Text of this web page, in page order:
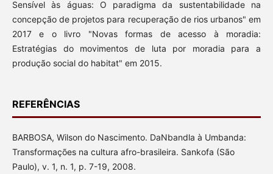
Sensível às águas: O paradigma da sustentabilidade na
concepção de projetos para recuperação de rios urbanos" em
2017 e o livro "Novas formas de acesso à moradia:
Estratégias do movimentos de luta por moradia para a
produção social do habitat" em 2015.
REFERÊNCIAS
BARBOSA, Wilson do Nascimento. DaNbandla à Umbanda:
Transformações na cultura afro-brasileira. Sankofa (São
Paulo), v. 1, n. 1, p. 7-19, 2008.